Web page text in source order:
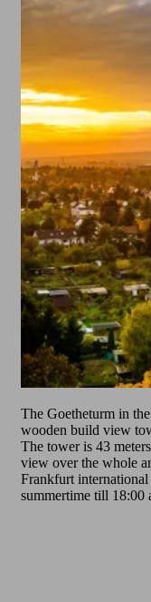
The Goetheturm in
wooden build view
The tower is 43
view over the whole
Frankfurt
summertime till 18:00